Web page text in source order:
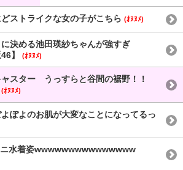
どストライクな女の子がこちら (ｵﾇﾇﾒ)
決める池田瑛紗ちゃんが強すぎ
】
(ｵﾇﾇﾒ)
ャスター うっすらと谷間の裾野！！
(ｵﾇﾇﾒ)
ぽよのお肌が大変なことになってるっ
水着姿wwwwwwwwwwwwwww